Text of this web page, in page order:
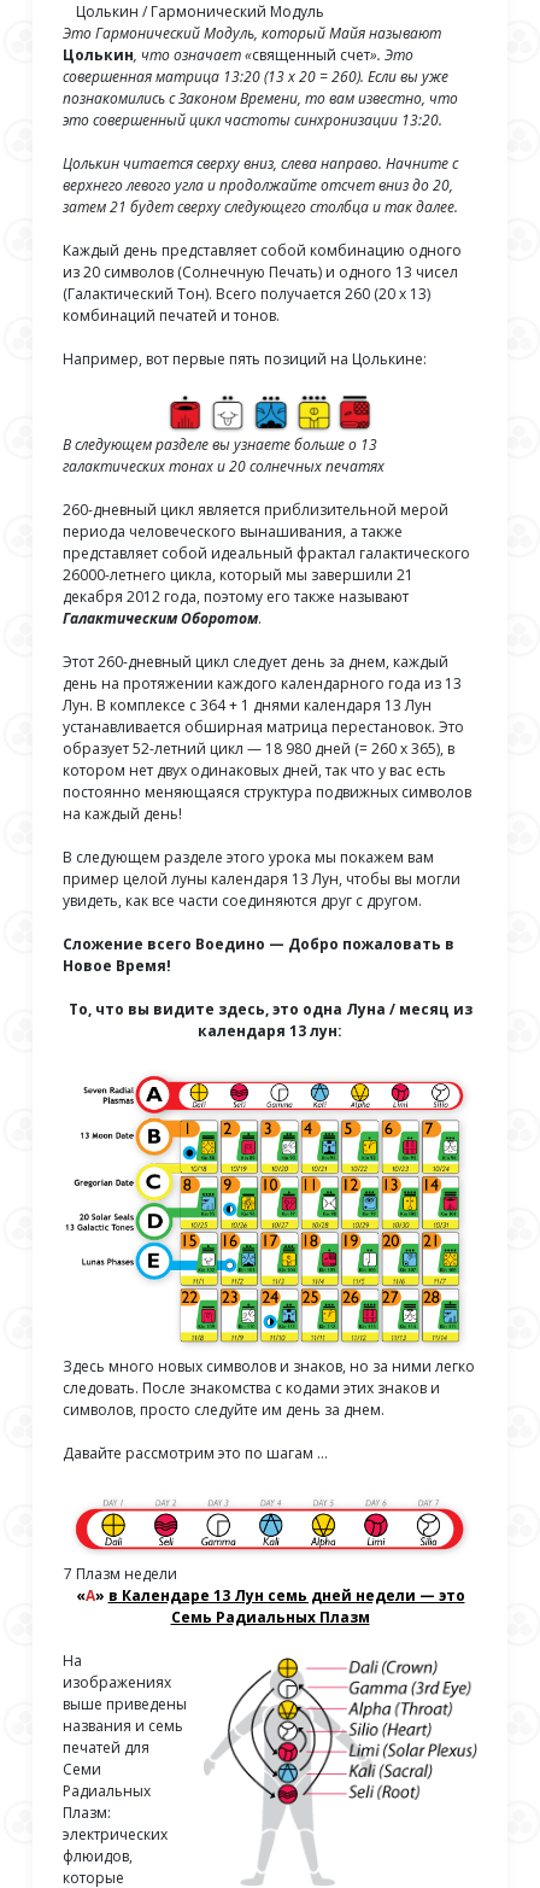
Цолькин / Гармонический Модуль
Это Гармонический Модуль, который Майя называют
Цолькин, что означает «священный счет». Это
совершенная матрица 13:20 (13 х 20 = 260). Если вы уже
познакомились с Законом Времени, то вам известно, что
это совершенный цикл частоты синхронизации 13:20.
Цолькин читается сверху вниз, слева направо. Начните с
верхнего левого угла и продолжайте отсчет вниз до 20,
затем 21 будет сверху следующего столбца и так далее.
Каждый день представляет собой комбинацию одного
из 20 символов (Солнечную Печать) и одного 13 чисел
(Галактический Тон). Всего получается 260 (20 х 13)
комбинаций печатей и тонов.
Например, вот первые пять позиций на Цолькине:
В следующем разделе вы узнаете больше о 13
галактических тонах и 20 солнечных печатях
260-дневный цикл является приблизительной мерой
периода человеческого вынашивания, а также
представляет собой идеальный фрактал галактического
26000-летнего цикла, который мы завершили 21
декабря 2012 года, поэтому его также называют
Галактическим Оборотом.
Этот 260-дневный цикл следует день за днем, каждый
день на протяжении каждого календарного года из 13
Лун. В комплексе с 364 + 1 днями календаря 13 Лун
устанавливается обширная матрица перестановок. Это
образует 52-летний цикл — 18 980 дней (= 260 x 365), в
котором нет двух одинаковых дней, так что у вас есть
постоянно меняющаяся структура подвижных символов
на каждый день!
В следующем разделе этого урока мы покажем вам
пример целой луны календаря 13 Лун, чтобы вы могли
увидеть, как все части соединяются друг с другом.
Сложение всего Воедино — Добро пожаловать в
Новое Время!
То, что вы видите здесь, это одна Луна / месяц из
календаря 13 лун:
Здесь много новых символов и знаков, но за ними легко
следовать. После знакомства с кодами этих знаков и
символов, просто следуйте им день за днем.
Давайте рассмотрим это по шагам …
7 Плазм недели
«А» в Календаре 13 Лун семь дней недели — это
Семь Радиальных Плазм
На
изображениях
выше приведены
названия и семь
печатей для
Семи
Радиальных
Плазм:
электрических
флюидов,
которые